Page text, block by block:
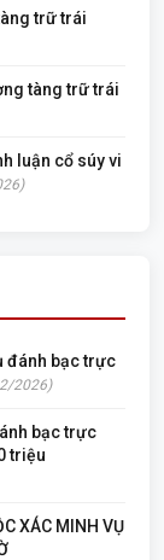
trữ trái
tàng trữ trái
luận cổ súy vi
đánh bạc trực
2026)
bạc trực
triệu
XÁC MINH VỤ